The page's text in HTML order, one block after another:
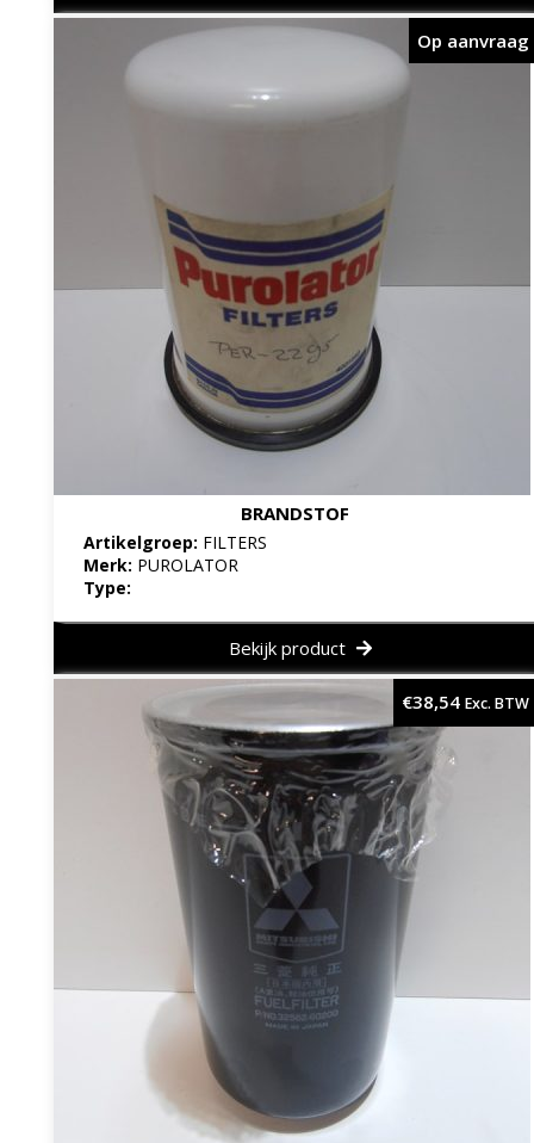
BRANDSTOF
Artikelgroep: FILTERS
Merk: PUROLATOR
Type:
Op aanvraag
Bekijk product
€38,54 Exc. BTW